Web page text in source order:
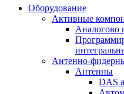
Оборудование
Активные
Аналогово
Антенно-
Антенны
DAS